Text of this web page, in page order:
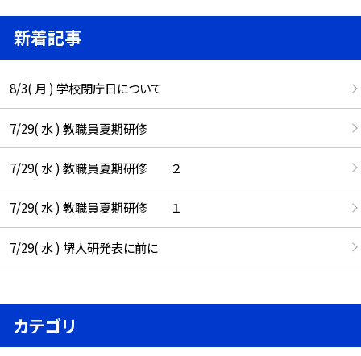
新着記事
8/3( 月 ) 学校閉庁日について
7/29( 水 ) 教職員夏期研修
7/29( 水 ) 教職員夏期研修 ２
7/29( 水 ) 教職員夏期研修 １
7/29( 水 ) 堺人研発表に前に
カテゴリ